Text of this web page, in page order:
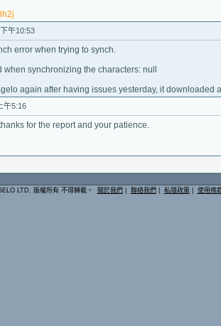
午10:53
error when trying to synch.
when synchronizing the characters: null
again after having issues yesterday, it downloaded
午5:16
for the report and your patience.
LTD. 版權所有 不得轉載。 關於我們 聯絡我們 私隱政策| 使用條